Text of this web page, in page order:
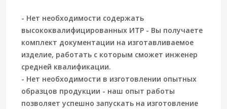
- Нет необходимости содержать
высококвалифицированных ИТР - Вы получаете
комплект документации на изготавливаемое
изделие, работать с которым сможет инженер
средней квалификации.
- Нет необходимости в изготовлении опытных
образцов продукции - наш опыт работы
позволяет успешно запускать на изготовление